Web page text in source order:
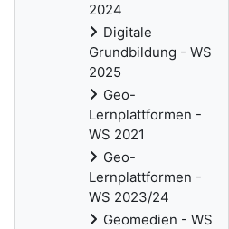
2024
Digitale
Grundbildung - WS
2025
Geo-
Lernplattformen -
WS 2021
Geo-
Lernplattformen -
WS 2023/24
Geomedien - WS